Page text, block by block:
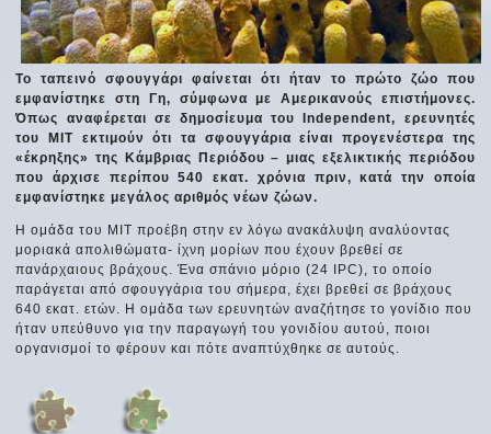
Το ταπεινό σφουγγάρι φαίνεται ότι ήταν το πρώτο ζώο που
εμφανίστηκε στη Γη, σύμφωνα με Αμερικανούς επιστήμονες.
Όπως αναφέρεται σε δημοσίευμα του Independent, ερευνητές
του ΜΙΤ εκτιμούν ότι τα σφουγγάρια είναι προγενέστερα της
«έκρηξης» της Κάμβριας Περιόδου – μιας εξελικτικής περιόδου
που άρχισε περίπου 540 εκατ. χρόνια πριν, κατά την οποία
εμφανίστηκε μεγάλος αριθμός νέων ζώων.
Η ομάδα του ΜΙΤ προέβη στην εν λόγω ανακάλυψη αναλύοντας
μοριακά απολιθώματα- ίχνη μορίων που έχουν βρεθεί σε
πανάρχαιους βράχους. Ένα σπάνιο μόριο (24 ΙPC), το οποίο
παράγεται από σφουγγάρια του σήμερα, έχει βρεθεί σε βράχους
640 εκατ. ετών. Η ομάδα των ερευνητών αναζήτησε το γονίδιο που
ήταν υπεύθυνο για την παραγωγή του γονιδίου αυτού, ποιοι
οργανισμοί το φέρουν και πότε αναπτύχθηκε σε αυτούς.